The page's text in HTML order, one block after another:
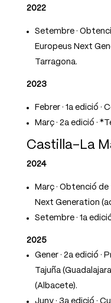
2022
Setembre ·
Europeus Next
Tarragona.
2023
Febrer · 1a edició ·
Març · 2a edició ·
Castilla–La
2024
Març · Obtenció
Next Generation
Setembre · 1a
2025
Gener · 2a edició ·
Tajuña
(Albacete).
Juny · 3a edició ·